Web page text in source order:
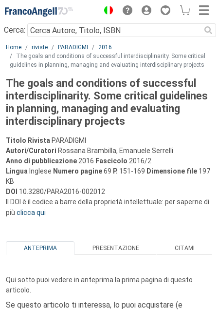
Menu
Cerca:
Main content
Home riviste PARADIGMI
2016
The goals and conditions of successful interdisciplinarity. Some critical
guidelines in planning, managing and evaluating interdisciplinary projects
The goals and conditions of successful
interdisciplinarity. Some critical guidelines
in planning, managing and evaluating
interdisciplinary projects
Titolo Rivista PARADIGMI
Autori/Curatori Rossana Brambilla, Emanuele Serrelli
Anno di pubblicazione 2016 Fascicolo 2016/2
Lingua Inglese Numero pagine69 P. 151-169 Dimensione file 197
KB
DOI 10.3280/PARA2016-002012
Il DOI è il codice a barre della proprietà intellettuale: per saperne di
più clicca qui
ANTEPRIMA PRESENTAZIONE CITAMI
Qui sotto puoi vedere in anteprima la prima pagina di questo
articolo.
Se questo articolo ti interessa, lo puoi acquistare (e